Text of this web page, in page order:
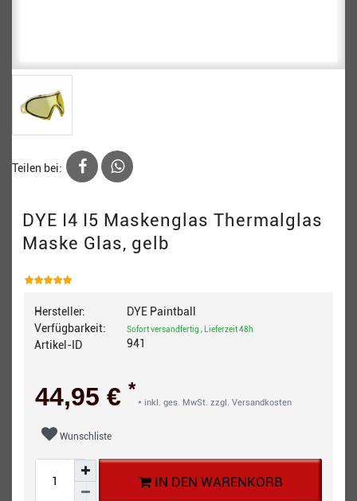
Teilen bei:
DYE I4 I5 Maskenglas Thermalglas
Maske Glas, gelb
Hersteller:
Verfügbarkeit:
Artikel-ID
DYE Paintball
Sofort versandfertig , Lieferzeit 48h
941
44,95 € *
* inkl. ges. MwSt. zzgl. Versandkosten
Wunschliste
IN DEN WARENKORB